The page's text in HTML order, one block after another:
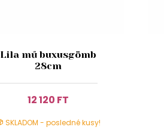
Lila mű buxusgömb
28cm
12 120 FT
SKLADOM - posledné kusy!